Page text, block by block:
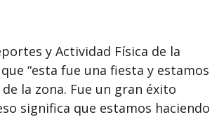
y Actividad Física de la
“esta fue una fiesta y estamos
la zona. Fue un gran éxito
significa que estamos haciendo